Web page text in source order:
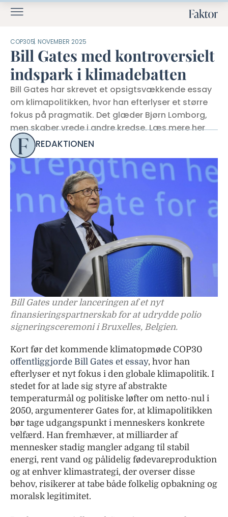
COP305. NOVEMBER 2025
Bill Gates med kontroversielt
indspark i klimadebatten
Bill Gates har skrevet et opsigtsvækkende essay
om klimapolitikken, hvor han efterlyser et større
fokus på pragmatik. Det glæder Bjørn Lomborg,
men skaber vrede i andre kredse. Læs mere her
REDAKTIONEN
Bill Gates under lanceringen af et nyt
finansieringspartnerskab for at udrydde polio
signeringsceremoni i Bruxelles, Belgien.
Kort før det kommende klimatopmøde COP30
offentliggjorde Bill Gates et essay, hvor han
efterlyser et nyt fokus i den globale klimapolitik. I
stedet for at lade sig styre af abstrakte
temperaturmål og politiske løfter om netto-nul i
2050, argumenterer Gates for, at klimapolitikken
bør tage udgangspunkt i menneskers konkrete
velfærd. Han fremhæver, at milliarder af
mennesker stadig mangler adgang til stabil
energi, rent vand og pålidelig fødevareproduktion
og at enhver klimastrategi, der overser disse
behov, risikerer at tabe både folkelig opbakning og
moralsk legitimitet.